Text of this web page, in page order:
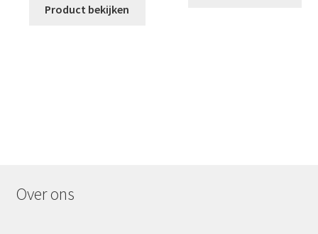
Product bekijken
Over ons